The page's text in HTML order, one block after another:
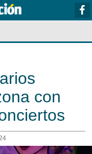
con